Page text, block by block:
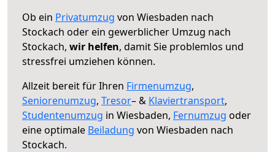
Ob ein Privatumzug von Wiesbaden nach
Stockach oder ein gewerblicher Umzug nach
Stockach, wir helfen, damit Sie problemlos und
stressfrei umziehen können.
Allzeit bereit für Ihren Firmenumzug,
Seniorenumzug, Tresor– & Klaviertransport,
Studentenumzug in Wiesbaden, Fernumzug oder
eine optimale Beiladung von Wiesbaden nach
Stockach.